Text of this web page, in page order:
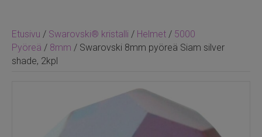
Etusivu / Swarovski® kristalli / Helmet / 5000
Pyöreä / 8mm / Swarovski 8mm pyöreä Siam silver
shade, 2kpl